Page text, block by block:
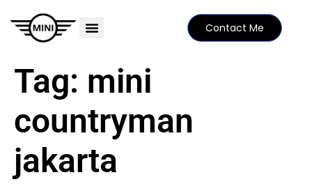
Contact Me
Tag: mini
countryman
jakarta